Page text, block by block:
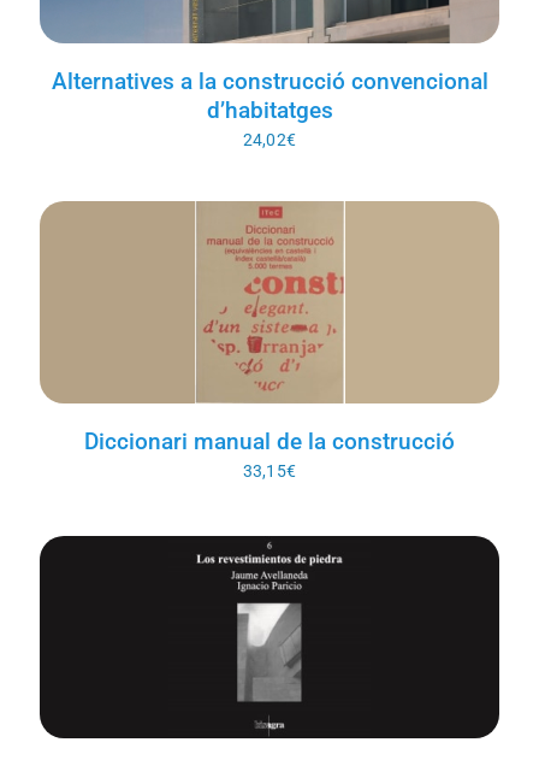
Alternatives a la construcció convencional
d’habitatges
24,02€
Diccionari manual de la construcció
33,15€